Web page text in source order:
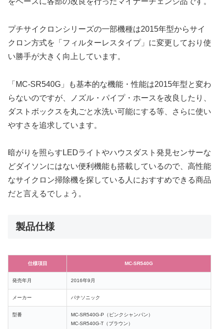
プチサイクロンシリーズの一部機種は2015年型からサイ
クロン方式を「フィルターレスタイプ」に変更しており使
い勝手が大きく向上しています。
「MC-SR540G」も基本的な機能・性能は2015年型と変わ
らないのですが、ノズル・パイプ・ホースを改良したり、
ダストボックスを丸ごと水洗い可能にする等、さらに使い
やすさを追求しています。
暗がりを照らすLEDライトやハウスダスト発見センサーな
どダイソンにはない便利機能も搭載しているので、高性能
なサイクロン掃除機を探している人におすすめできる商品
だと言えるでしょう。
製品仕様
仕様項目 MC-SR540G
発売年月 2016年9月
メーカー パナソニック
型番
MC-SR540G-P（ピンクシャンパン）
MC-SR540G-T（ブラウン）